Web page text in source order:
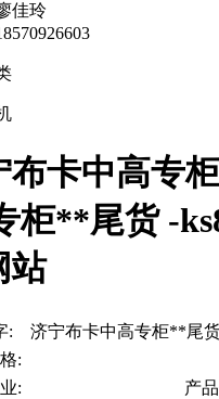
佳玲
布卡中高专
柜**尾货 -
站
: 济宁布卡中高专柜**尾
:
:
产